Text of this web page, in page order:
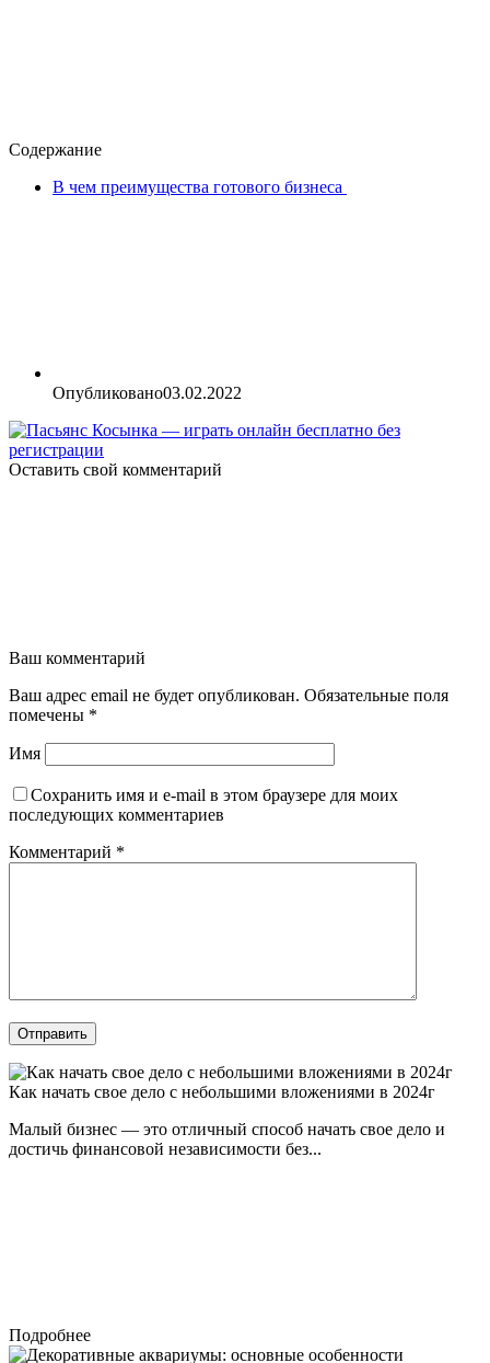
Содержание
В чем преимущества готового бизнеса
Опубликовано03.02.2022
Оставить свой комментарий
Ваш комментарий
Ваш адрес email не будет опубликован. Обязательные поля
помечены *
Имя
Сохранить имя и e-mail в этом браузере для моих
последующих комментариев
Комментарий *
Отправить
Как начать свое дело с небольшими вложениями в 2024г
Малый бизнес — это отличный способ начать свое дело и
достичь финансовой независимости без...
Подробнее